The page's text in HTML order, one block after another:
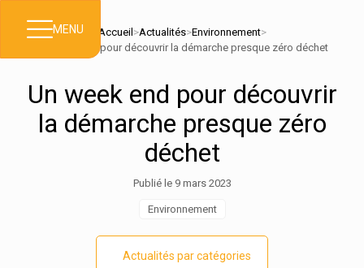
MENU Accueil >Actualités>Environnement>
Un week end pour découvrir la démarche presque zéro déchet
Un week end pour découvrir
la démarche presque zéro
déchet
Publié le 9 mars 2023
Environnement
Actualités par catégories